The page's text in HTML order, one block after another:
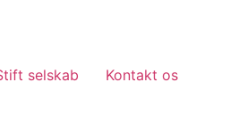
selskab
Kontakt os